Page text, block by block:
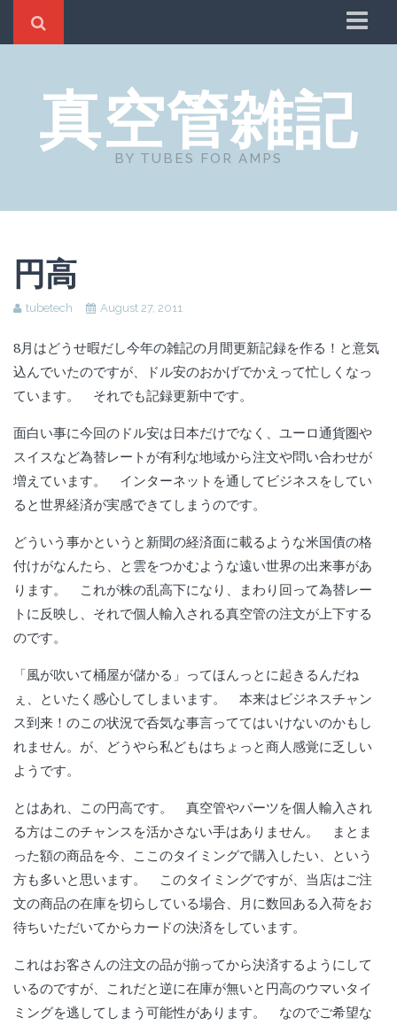
About
リンクとコメント
真空管雑記
BY TUBES FOR AMPS
円高
tubetech August 27, 2011
8月はどうせ暇だし今年の雑記の月間更新記録を作る！と意気
込んでいたのですが、ドル安のおかげでかえって忙しくなっ
ています。 それでも記録更新中です。
面白い事に今回のドル安は日本だけでなく、ユーロ通貨圏や
スイスなど為替レートが有利な地域から注文や問い合わせが
増えています。 インターネットを通してビジネスをしてい
ると世界経済が実感できてしまうのです。
どういう事かというと新聞の経済面に載るような米国債の格
付けがなんたら、と雲をつかむような遠い世界の出来事があ
ります。 これが株の乱高下になり、まわり回って為替レー
トに反映し、それで個人輸入される真空管の注文が上下する
のです。
「風が吹いて桶屋が儲かる」ってほんっとに起きるんだね
ぇ、といたく感心してしまいます。 本来はビジネスチャン
ス到来！のこの状況で呑気な事言っててはいけないのかもし
れません。が、どうやら私どもはちょっと商人感覚に乏しい
ようです。
とはあれ、この円高です。 真空管やパーツを個人輸入され
る方はこのチャンスを活かさない手はありません。 まとま
った額の商品を今、ここのタイミングで購入したい、という
方も多いと思います。 このタイミングですが、当店はご注
文の商品の在庫を切らしている場合、月に数回ある入荷をお
待ちいただいてからカードの決済をしています。
これはお客さんの注文の品が揃ってから決済するようにして
いるのですが、これだと逆に在庫が無いと円高のウマいタイ
ミングを逃してしまう可能性があります。 なのでご希望な